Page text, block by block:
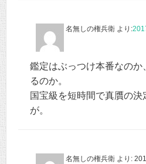
名無しの権兵衛 より:
鑑定はぶっつけ本番なのか
るのか。
国宝級を短時間で真贋の決
が。
名無しの権兵衛 より: